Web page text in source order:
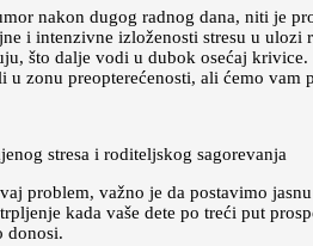
nakon dugog radnog dana, niti je
i intenzivne izloženosti stresu u
što dalje vodi u dubok osećaj
u zonu preopterećenosti, ali ćemo
stresa i roditeljskog sagorevanja
problem, važno je da postavimo
kada vaše dete po treći put
donosi.